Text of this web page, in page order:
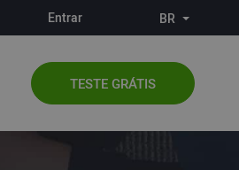
Entrar BR
TESTE GRÁTIS